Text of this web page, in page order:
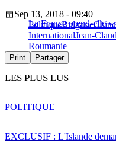
La France prend-elle
Sep 13, 2018 - 09:40
PolitiqueBulgarieChine
InternationalJean-
Roumanie
Print Partager
LES PLUS LUS
EXCLUSIF : L'Islande
POLITIQUE